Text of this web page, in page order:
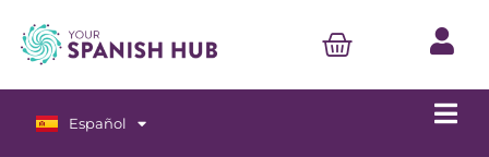
Español
English